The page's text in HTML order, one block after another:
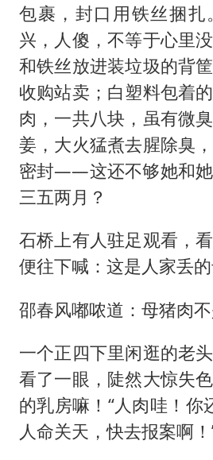
包裹，封口用铁丝捆扎
兴，人傻，不等于心里
和铁丝放进装垃圾的背
收购站卖；白塑料包着
肉，一共八块，虽有微
姜，大火猛煮去腥除臭
密封——这还不够她和
三五两月？
石桥上有人驻足观看，
便往下喊：这是人家丢
邵春风嘟哝道：母猪肉
一个正四下里闲逛的老
看了一眼，陡然大惊失
的乳房嘛！“人肉哇！
人命关天，快去报案啊！